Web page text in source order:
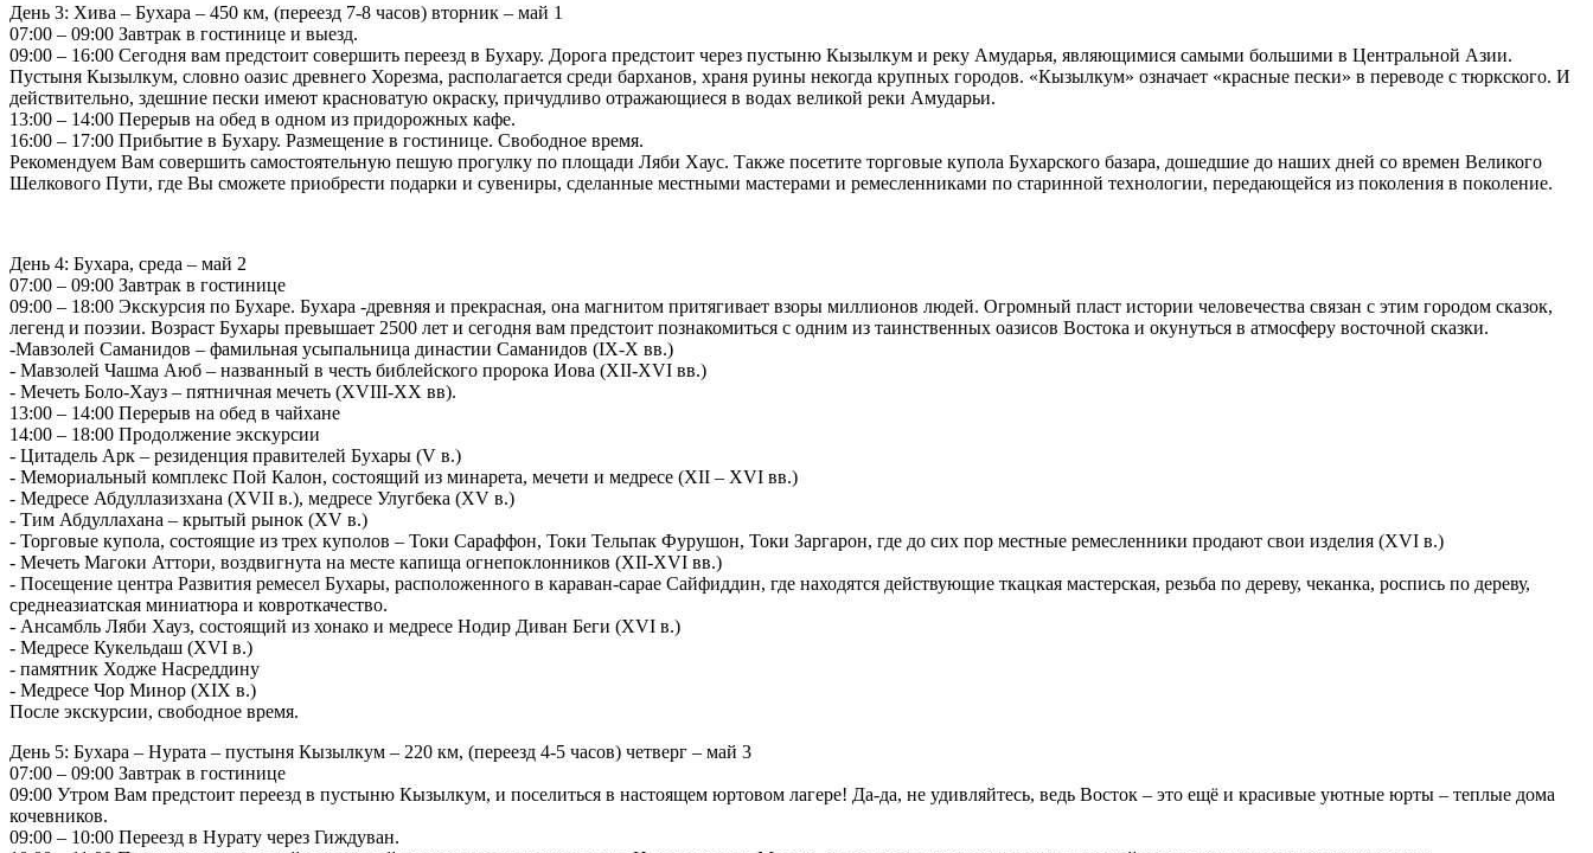
День 3: Хива – Бухара – 450 км, (переезд 7-8 часов) вторник – май 1
07:00 – 09:00 Завтрак в гостинице и выезд.
09:00 – 16:00 Сегодня вам предстоит совершить переезд в Бухару. Дорога предстоит через пустыню Кызылкум и реку Амударья, являющимися самыми большими в Центральной Азии.
Пустыня Кызылкум, словно оазис древнего Хорезма, располагается среди барханов, храня руины некогда крупных городов. «Кызылкум» означает «красные пески» в переводе с тюркского. И
действительно, здешние пески имеют красноватую окраску, причудливо отражающиеся в водах великой реки Амударьи.
13:00 – 14:00 Перерыв на обед в одном из придорожных кафе.
16:00 – 17:00 Прибытие в Бухару. Размещение в гостинице. Свободное время.
Рекомендуем Вам совершить самостоятельную пешую прогулку по площади Ляби Хаус. Также посетите торговые купола Бухарского базара, дошедшие до наших дней со времен Великого
Шелкового Пути, где Вы сможете приобрести подарки и сувениры, сделанные местными мастерами и ремесленниками по старинной технологии, передающейся из поколения в поколение.
День 4: Бухара, среда – май 2
07:00 – 09:00 Завтрак в гостинице
09:00 – 18:00 Экскурсия по Бухаре. Бухара -древняя и прекрасная, она магнитом притягивает взоры миллионов людей. Огромный пласт истории человечества связан с этим городом сказок,
легенд и поэзии. Возраст Бухары превышает 2500 лет и сегодня вам предстоит познакомиться с одним из таинственных оазисов Востока и окунуться в атмосферу восточной сказки.
-Мавзолей Саманидов – фамильная усыпальница династии Саманидов (IX-X вв.)
- Мавзолей Чашма Аюб – названный в честь библейского пророка Иова (XII-XVI вв.)
- Мечеть Боло-Хауз – пятничная мечеть (XVIII-XX вв).
13:00 – 14:00 Перерыв на обед в чайхане
14:00 – 18:00 Продолжение экскурсии
- Цитадель Арк – резиденция правителей Бухары (V в.)
- Мемориальный комплекс Пой Калон, состоящий из минарета, мечети и медресе (XII – XVI вв.)
- Медресе Абдуллазизхана (XVII в.), медресе Улугбека (XV в.)
- Тим Абдуллахана – крытый рынок (XV в.)
- Торговые купола, состоящие из трех куполов – Токи Сараффон, Токи Тельпак Фурушон, Токи Заргарон, где до сих пор местные ремесленники продают свои изделия (XVI в.)
- Мечеть Магоки Аттори, воздвигнута на месте капища огнепоклонников (XII-XVI вв.)
- Посещение центра Развития ремесел Бухары, расположенного в караван-сарае Сайфиддин, где находятся действующие ткацкая мастерская, резьба по дереву, чеканка, роспись по дереву,
среднеазиатская миниатюра и ковроткачество.
- Ансамбль Ляби Хауз, состоящий из хонако и медресе Нодир Диван Беги (XVI в.)
- Медресе Кукельдаш (XVI в.)
- памятник Ходже Насреддину
- Медресе Чор Минор (XIX в.)
После экскурсии, свободное время.
День 5: Бухара – Нурата – пустыня Кызылкум – 220 км, (переезд 4-5 часов) четверг – май 3
07:00 – 09:00 Завтрак в гостинице
09:00 Утром Вам предстоит переезд в пустыню Кызылкум, и поселиться в настоящем юртовом лагере! Да-да, не удивляйтесь, ведь Восток – это ещё и красивые уютные юрты – теплые дома
кочевников.
09:00 – 10:00 Переезд в Нурату через Гиждуван.